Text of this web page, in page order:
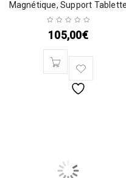
Magnétique, Support Tablette
105,00€